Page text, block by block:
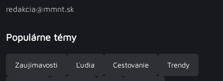
redakcia@mmnt.sk
Populárne témy
Zaujímavosti Ľudia Cestovanie Trendy